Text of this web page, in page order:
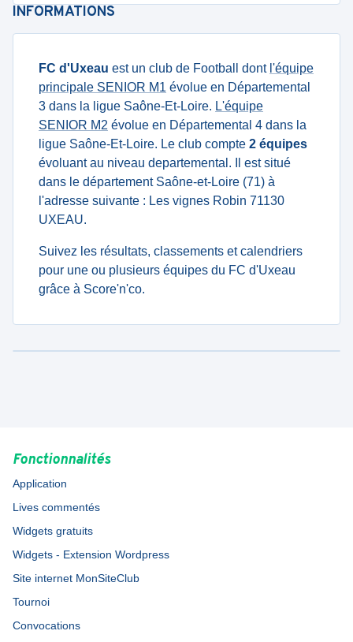
INFORMATIONS
FC d'Uxeau est un club de Football dont l'équipe
principale SENIOR M1 évolue en Départemental
3 dans la ligue Saône-Et-Loire. L'équipe
SENIOR M2 évolue en Départemental 4 dans la
ligue Saône-Et-Loire. Le club compte 2 équipes
évoluant au niveau departemental. Il est situé
dans le département Saône-et-Loire (71) à
l'adresse suivante : Les vignes Robin 71130
UXEAU.
Suivez les résultats, classements et calendriers
pour une ou plusieurs équipes du FC d'Uxeau
grâce à Score'n'co.
Fonctionnalités
Application
Lives commentés
Widgets gratuits
Widgets - Extension Wordpress
Site internet MonSiteClub
Tournoi
Convocations